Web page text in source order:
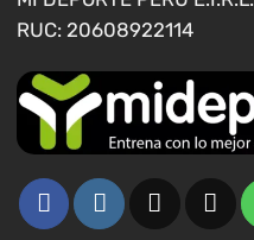
RUC: 20608922114